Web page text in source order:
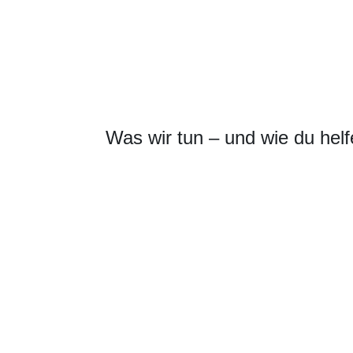
Was wir tun – und wie du